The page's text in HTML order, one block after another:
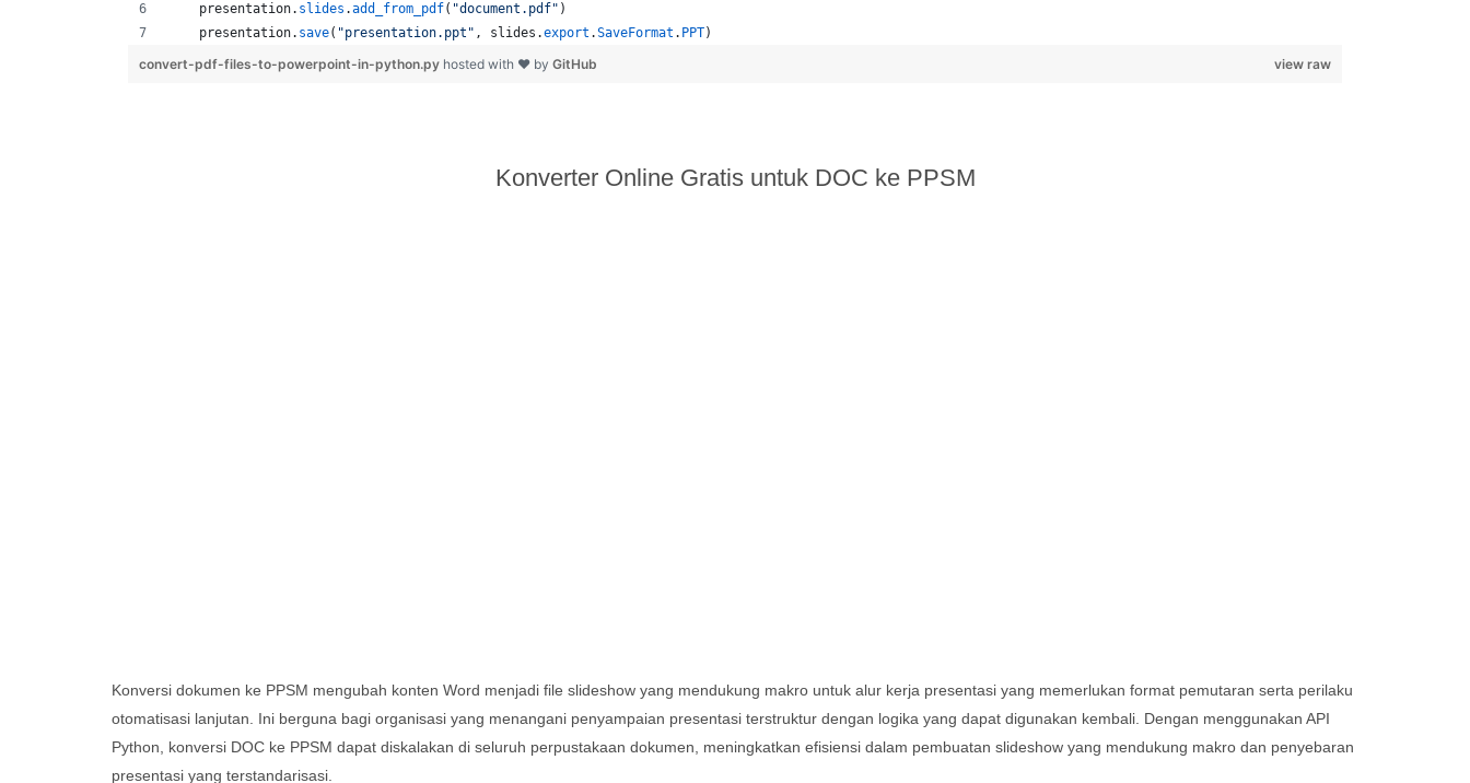
presentation. slides .add_from_pdf( "document.pdf" )
presentation. save( "presentation.ppt" , slides .export .SaveFormat . PPT)
view raw
convert-pdf-files-to-powerpoint-in-python.py hosted with ❤ by GitHub
Konverter Online Gratis untuk DOC ke PPSM
Konversi dokumen ke PPSM mengubah konten Word menjadi file slideshow yang mendukung makro untuk alur kerja presentasi yang memerlukan format pemutaran serta perilaku
otomatisasi lanjutan. Ini berguna bagi organisasi yang menangani penyampaian presentasi terstruktur dengan logika yang dapat digunakan kembali. Dengan menggunakan API
Python, konversi DOC ke PPSM dapat diskalakan di seluruh perpustakaan dokumen, meningkatkan efisiensi dalam pembuatan slideshow yang mendukung makro dan penyebaran
presentasi yang terstandarisasi.